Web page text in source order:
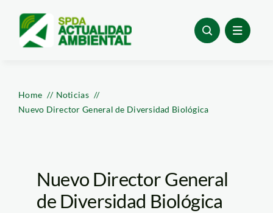
content
Home
Noticias
Nuevo Director General de Diversidad Biológica
Nuevo Director General
de Diversidad Biológica